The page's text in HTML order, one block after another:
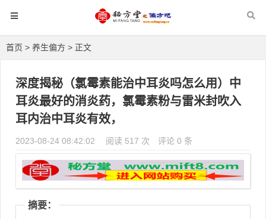
首页 > 养生偏方 > 正文
深度揭秘（氯霉素能治中耳炎吗怎么用）中
耳炎最好的消炎药，氯霉素粉与雷米封吹入
耳内治中耳炎有效，
2023-08-24 08:42:02 阅读 517 次 评论 0 条
摘要：